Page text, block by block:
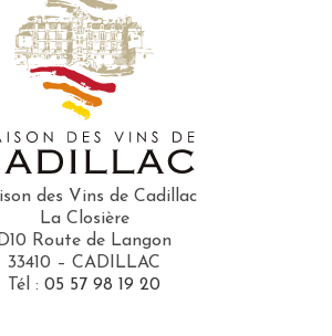
des Vins de Cadillac
La Closière
D10 Route de Langon
33410 – CADILLAC
Tél : 05 57 98 19 20